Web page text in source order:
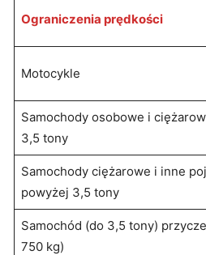
Ograniczenia prędkości
Motocykle
Samochody osobowe i
3,5 tony
Samochody ciężarowe i inne
powyżej 3,5 tony
Samochód (do 3,5 tony)
750 kg)